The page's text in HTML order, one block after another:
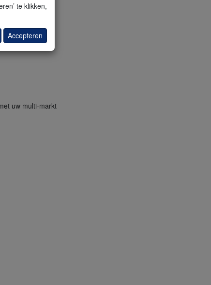
uw multi-markt
te klikken,
Accepteren